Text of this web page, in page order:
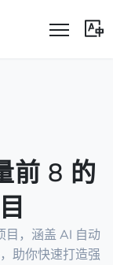
前 8 的
目，涵盖 AI 自动
助你快速打造强